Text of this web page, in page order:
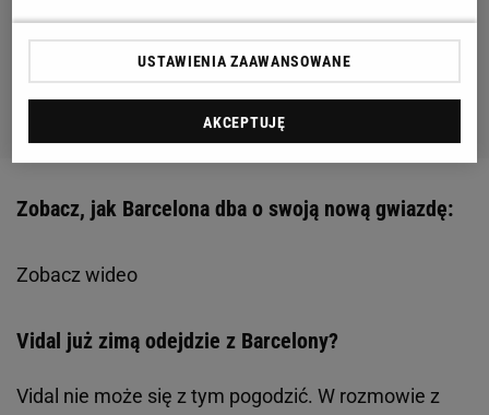
Zobacz, jak Barcelona dba o swoją nową gwiazdę:
Zobacz wideo
Vidal już zimą odejdzie z Barcelony?
Vidal nie może się z tym pogodzić. W rozmowie z
USTAWIENIA ZAAWANSOWANE
AKCEPTUJĘ